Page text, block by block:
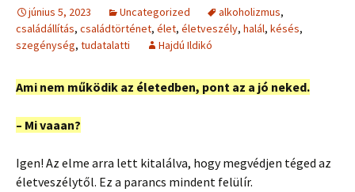
június 5, 2023 Uncategorized alkoholizmus,
családállítás, családtörténet, élet, életveszély, halál, késés,
szegénység, tudatalatti Hajdú Ildikó
Ami nem működik az életedben, pont az a jó neked.
– Mi vaaan?
Igen! Az elme arra lett kitalálva, hogy megvédjen téged az
életveszélytől. Ez a parancs mindent felülír.